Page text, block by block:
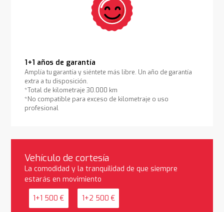
1+1 años de garantía
Amplía tu garantía y siéntete más libre. Un año de garantía
extra a tu disposición.
*Total de kilometraje 30.000 km
*No compatible para exceso de kilometraje o uso
profesional
Vehículo de cortesía
La comodidad y la tranquilidad de que siempre
estarás en movimiento
1+1 500 € 1+2 500 €